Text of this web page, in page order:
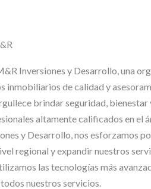
Inversiones y Desarrollo, una
inmobiliarios de calidad y
brindar seguridad, bienestar
altamente calificados en el
y Desarrollo, nos esforzamos
regional y expandir nuestros
las tecnologías más
nuestros servicios.